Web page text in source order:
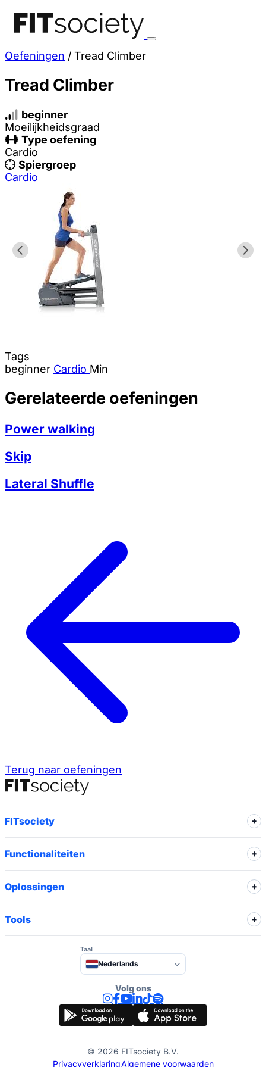
Oefeningen / Tread Climber
Tread Climber
beginner
Moeilijkheidsgraad
Type oefening
Cardio
Spiergroep
Cardio
Tags
beginner Cardio Min
Gerelateerde oefeningen
Power walking
Skip
Lateral Shuffle
Terug naar oefeningen
FITsociety
Functionaliteiten
Oplossingen
Tools
Taal
Nederlands
Volg ons
© 2026 FITsociety B.V.
PrivacyverklaringAlgemene voorwaarden